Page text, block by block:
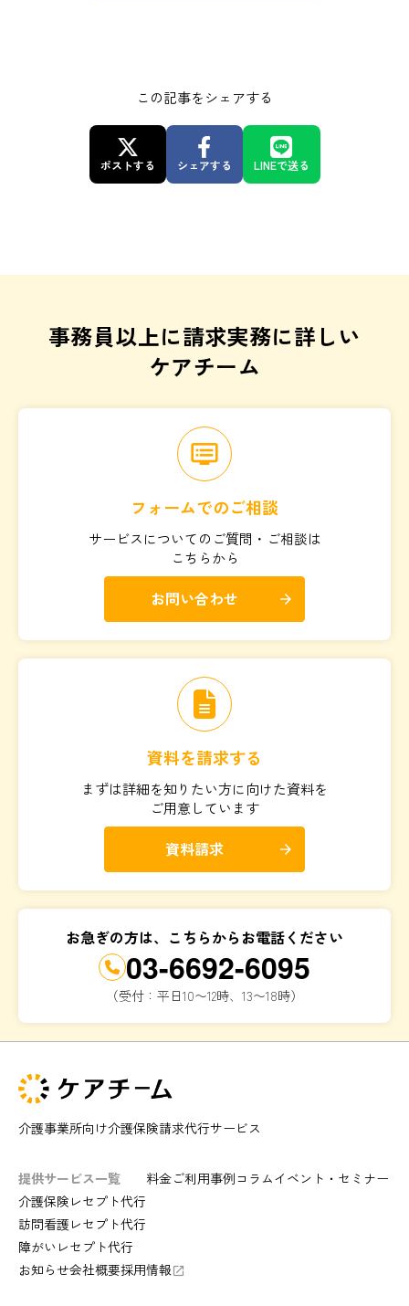
この記事をシェアする
ポストする シェアする LINEで送る
事務員以上に請求実務に詳しい
ケアチーム
dvr
フォームでのご相談
サービスについてのご質問・ご相談は
こちらから
お問い合わせ arrow_forward
資料を請求する
まずは詳細を知りたい方に向けた資料を
ご用意しています
資料請求 arrow_forward
お急ぎの方は、こちらからお電話ください
03-6692-6095
（受付：平日10〜12時、13〜18時）
介護事業所向け介護保険請求代行サービス
提供サービス一覧
介護保険レセプト代行
訪問看護レセプト代行
障がいレセプト代行
料金ご利用事例コラムイベント・セミナー
お知らせ会社概要採用情報 launch